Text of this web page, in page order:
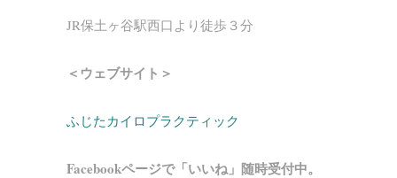
JR保土ヶ谷駅西口より徒歩３分
＜ウェブサイト＞
ふじたカイロプラクティック
Facebookページで「いいね」随時受付中。